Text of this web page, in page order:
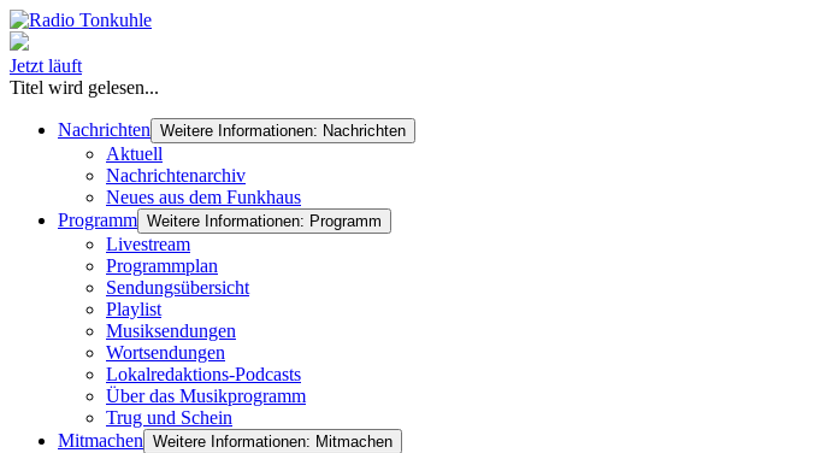
Jetzt läuft
Titel wird gelesen...
Nachrichten Weitere Informationen: Nachrichten
Aktuell
Nachrichtenarchiv
Neues aus dem Funkhaus
Programm Weitere Informationen: Programm
Livestream
Programmplan
Sendungsübersicht
Playlist
Musiksendungen
Wortsendungen
Lokalredaktions-Podcasts
Über das Musikprogramm
Trug und Schein
Mitmachen Weitere Informationen: Mitmachen